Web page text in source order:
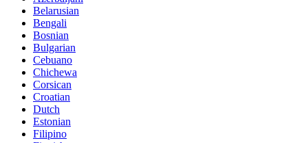
Belarusian
Bengali
Bosnian
Bulgarian
Cebuano
Chichewa
Corsican
Croatian
Dutch
Estonian
Filipino